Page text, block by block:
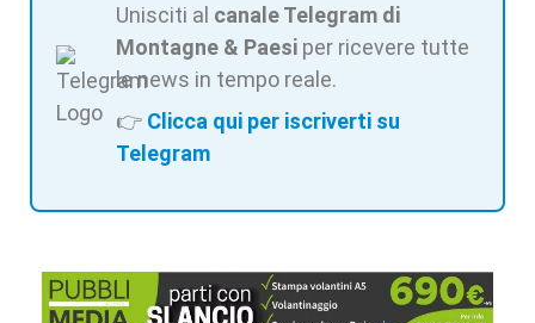
Unisciti al canale Telegram di
Montagne & Paesi per ricevere tutte
le news in tempo reale.
👉 Clicca qui per iscriverti su
Telegram